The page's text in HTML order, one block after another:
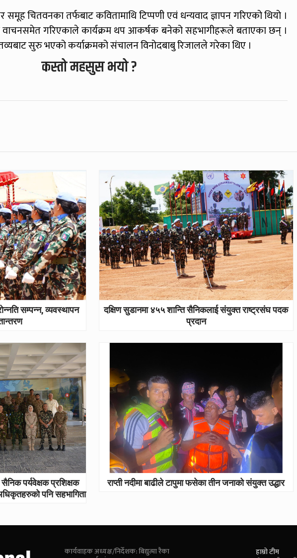
समूह चितवनका तर्फबाट कवितामाथि टिप्पणी एवं धन्यवाद ज्ञापन गरिएको थियो ।
गरिएकाले कार्यक्रम थप आकर्षक बनेको सहभागीहरूले बताएका छन् ।
सुरु भएको कर्याक्रमको संचालन विनोदबाबु रिजालले गरेका थिए ।
कस्तो महसुस भयो ?
सम्पन्न, व्यवस्थापन
दक्षिण सुडानमा ४५५ शान्ति सैनिकलाई संयुक्त राष्ट्रसंघ पदक
प्रदान
पर्यवेक्षक प्रशिक्षक
पनि सहभागिता
राप्ती नदीमा बाढीले टापुमा फसेका तीन जनाको संयुक्त उद्धार
कार्यवाहक अध्यक्ष/निर्देशक: बिद्युत्मा रैका हाम्रो टीम